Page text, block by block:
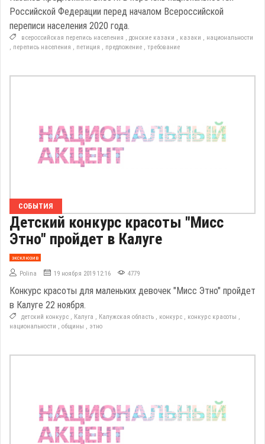
Российской Федерации перед началом Всероссийской
переписи населения 2020 года.
всероссийская перепись населения , донские казаки , казаки , национальности
, перепись населения , петиция , предложение , требование
СОБЫТИЯ
Детский конкурс красоты "Мисс
Этно" пройдет в Калуге
эксклюзив
Polina 19 ноября 2019 12:16 4779
Конкурс красоты для маленьких девочек "Мисс Этно" пройдет
в Калуге 22 ноября.
детский конкурс , Калуга , Калужская область , конкурс , конкурс красоты ,
национальности , общины , этно